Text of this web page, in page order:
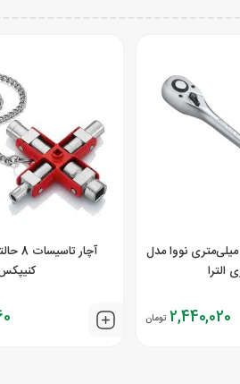
دسته جغجغه ای 250 میلی‌متری نووا مدل
2,440,020 تومان